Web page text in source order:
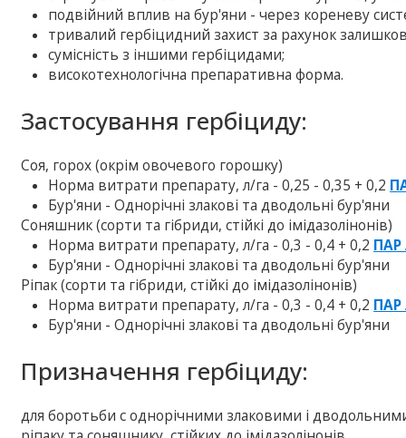
подвійний вплив на бур'яни - через кореневу
тривалий гербіцидний захист за рахунок
сумісність з іншими гербіцидами;
високотехнологічна препаративна форма.
Застосування гербіциду:
Соя, горох (окрім овочевого горошку)
Норма витрати препарату, л/га - 0,25 - 0,35 + 0,2
Бур'яни - Однорічні злакові та дводольні бур'яни
Соняшник (сорти та гібриди, стійкі до імідазолінонів)
Норма витрати препарату, л/га - 0,3 - 0,4 + 0,2
Бур'яни - Однорічні злакові та дводольні бур'яни
Ріпак (сорти та гібриди, стійкі до імідазолінонів)
Норма витрати препарату, л/га - 0,3 - 0,4 + 0,2
Бур'яни - Однорічні злакові та дводольні бур'яни
Призначення гербіциду:
для боротьби c однорічними злаковими і дводольними